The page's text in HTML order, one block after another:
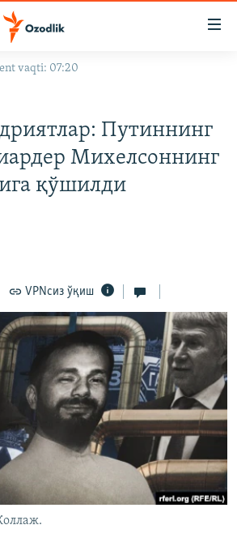
vaqti: 07:20
Путиннинг
Михелсоннинг
қўшилди
VPNсиз ўқиш